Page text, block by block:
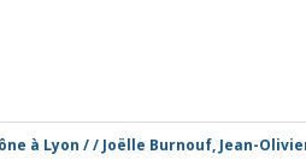
à Lyon / / Joëlle Burnouf, Jean-